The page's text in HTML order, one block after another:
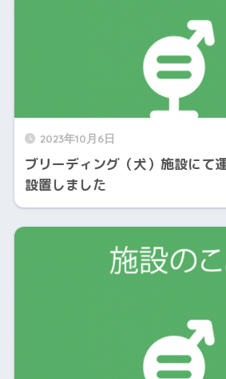
2023年10月6日
ブリーディング（犬）施設にて
設置しました